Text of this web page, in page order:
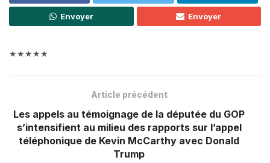
Envoyer Envoyer
★★★★★
Article précédent
Les appels au témoignage de la députée du GOP
s’intensifient au milieu des rapports sur l’appel
téléphonique de Kevin McCarthy avec Donald
Trump